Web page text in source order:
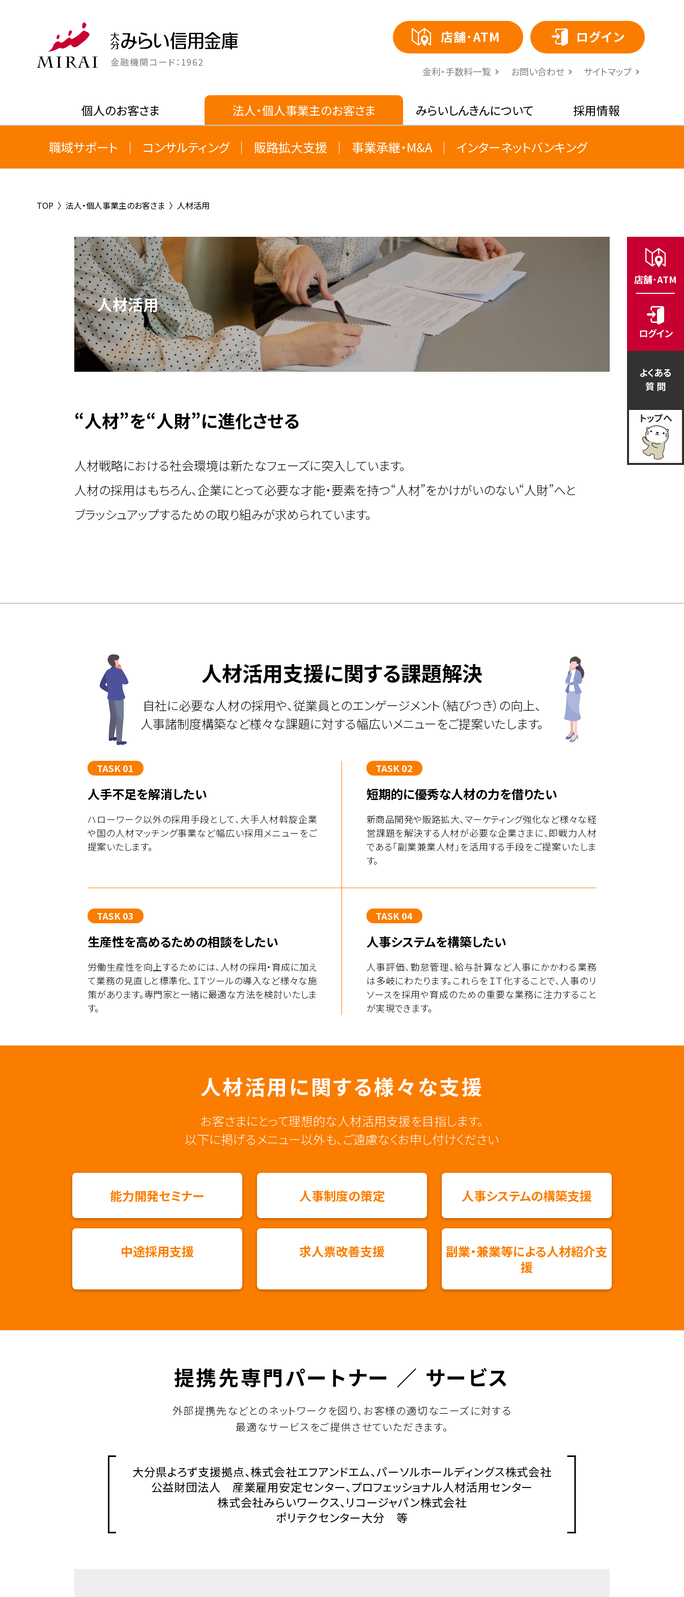
金融機関コード：1962
個人のお客さま 法人・個人事業主のお客さま
職域サポート コンサルティング 販路拡大支援 事業承継・M&A インターネットバンキング
みらいしんきんについて 採用情報
店舗･ATM ログイン
⾦利・⼿数料⼀覧 お問い合わせ サイトマップ
TOP 〉 法人・個人事業主のお客さま 〉 人材活用
人材活用
“人材”を“人財”に進化させる
人材戦略における社会環境は新たなフェーズに突入しています。
人材の採用はもちろん、企業にとって必要な才能・要素を持つ“人材”をかけがいのない“人財”へと
ブラッシュアップするための取り組みが求められています。
人材活用支援に関する課題解決
自社に必要な人材の採用や、従業員とのエンゲージメント（結びつき）の向上、
人事諸制度構築など様々な課題に対する幅広いメニューをご提案いたします。
TASK 01
人手不足を解消したい
ハローワーク以外の採用手段として、大手人材斡旋企業
や国の人材マッチング事業など幅広い採用メニューをご
提案いたします。
TASK 02
短期的に優秀な人材の力を借りたい
新商品開発や販路拡大、マーケティング強化など様々な経
営課題を解決する人材が必要な企業さまに、即戦力人材
である「副業兼業人材」を活用する手段をご提案いたしま
す。
TASK 03
生産性を高めるための相談をしたい
労働生産性を向上するためには、人材の採用・育成に加え
て業務の見直しと標準化、ＩＴツールの導入など様々な施
策があります。専門家と一緒に最適な方法を検討いたしま
す。
TASK 04
人事システムを構築したい
人事評価、勤怠管理、給与計算など人事にかかわる業務
は多岐にわたります。これらをＩＴ化することで、人事のリ
ソースを採用や育成のための重要な業務に注力すること
が実現できます。
人材活用に関する様々な支援
お客さまにとって理想的な人材活用支援を目指します。
以下に掲げるメニュー以外も、ご遠慮なくお申し付けください
能⼒開発セミナー ⼈事制度の策定 ⼈事システムの構築⽀援
中途採⽤⽀援 求⼈票改善⽀援
副業・兼業等による⼈材紹介⽀
援
提携先専門パートナー ／ サービス
外部提携先などとのネットワークを図り、お客様の適切なニーズに対する
最適なサービスをご提供させていただきます。
大分県よろず支援拠点、株式会社エフアンドエム、パーソルホールディングス株式会社
公益財団法人 産業雇用安定センター、プロフェッショナル人材活用センター
株式会社みらいワークス、リコージャパン株式会社
ポリテクセンター大分 等
店舗･ATM
ログイン
よくある
質 問
トップへ